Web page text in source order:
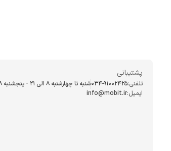
پشتیبانی
تلفنی:034-91002425شنبه تا چهارشنبه ۸ الی ۲۱ - پنجشنبه 8 الی ۲۰:۳۰
ایمیل:info@mobit.ir